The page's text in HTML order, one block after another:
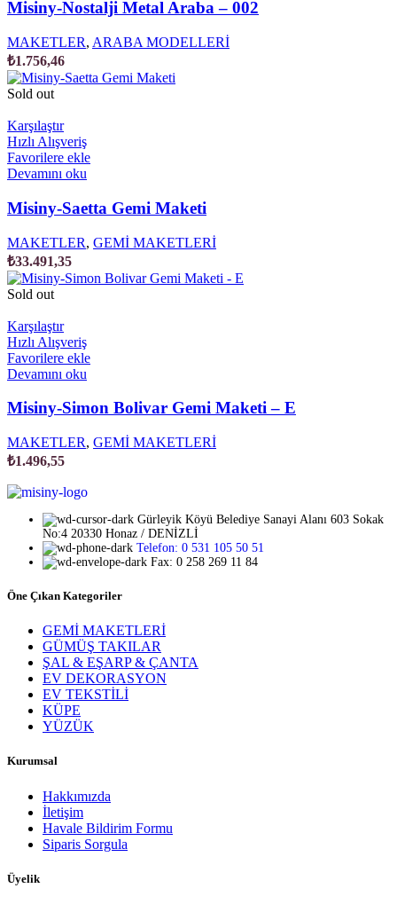
Misiny-Nostalji Metal Araba – 002
MAKETLER, ARABA MODELLERİ
₺1.756,46
Sold out
Karşılaştır
Hızlı Alışveriş
Favorilere ekle
Devamını oku
Misiny-Saetta Gemi Maketi
MAKETLER, GEMİ MAKETLERİ
₺33.491,35
Sold out
Karşılaştır
Hızlı Alışveriş
Favorilere ekle
Devamını oku
Misiny-Simon Bolivar Gemi Maketi – E
MAKETLER, GEMİ MAKETLERİ
₺1.496,55
Gürleyik Köyü Belediye Sanayi Alanı 603 Sokak
No:4 20330 Honaz / DENİZLİ
Telefon: 0 531 105 50 51
Fax: 0 258 269 11 84
Öne Çıkan Kategoriler
GEMİ MAKETLERİ
GÜMÜŞ TAKILAR
ŞAL & EŞARP & ÇANTA
EV DEKORASYON
EV TEKSTİLİ
KÜPE
YÜZÜK
Kurumsal
Hakkımızda
İletişim
Havale Bildirim Formu
Siparis Sorgula
Üyelik